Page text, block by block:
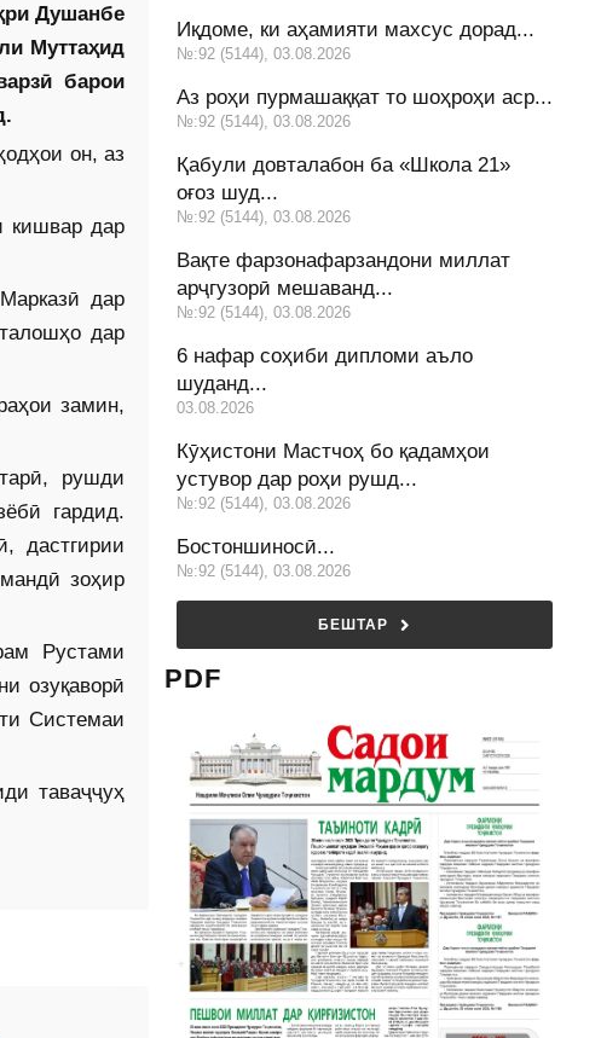
Душанбе
Муттаҳид
барои
он, аз
кишвар дар
дар
дар
замин,
рушди
гардид.
дастгирии
зоҳир
Рустами
озуқаворӣ
Системаи
таваҷҷуҳ
Иқдоме, ки аҳамияти махсус дорад...
№:92 (5144), 03.08.2026
Аз роҳи пурмашаққат то шоҳроҳи аср...
№:92 (5144), 03.08.2026
Қабули довталабон ба «Школа 21»
оғоз шуд...
№:92 (5144), 03.08.2026
Вақте фарзонафарзандони миллат
арҷгузорӣ мешаванд...
№:92 (5144), 03.08.2026
6 нафар соҳиби дипломи аъло
шуданд...
03.08.2026
Кӯҳистони Мастчоҳ бо қадамҳои
устувор дар роҳи рушд...
№:92 (5144), 03.08.2026
Бостоншиносӣ...
№:92 (5144), 03.08.2026
БЕШТАР
PDF